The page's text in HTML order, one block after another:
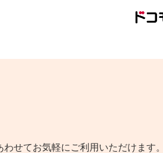
せてお気軽にご利用いただけます。